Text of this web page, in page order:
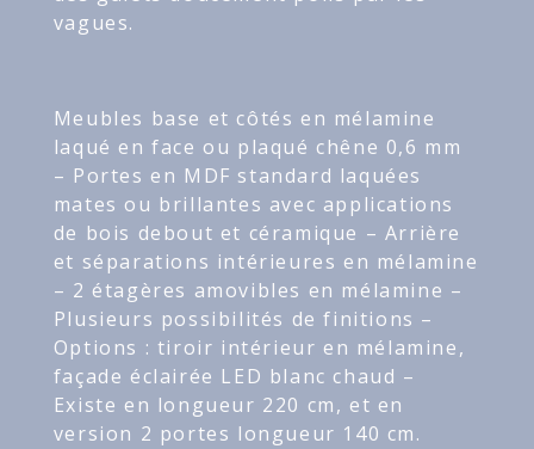
vagues.
Meubles base et côtés en mélamine
laqué en face ou plaqué chêne 0,6 mm
– Portes en MDF standard laquées
mates ou brillantes avec applications
de bois debout et céramique – Arrière
et séparations intérieures en mélamine
– 2 étagères amovibles en mélamine –
Plusieurs possibilités de finitions –
Options : tiroir intérieur en mélamine,
façade éclairée LED blanc chaud –
Existe en longueur 220 cm, et en
version 2 portes longueur 140 cm.